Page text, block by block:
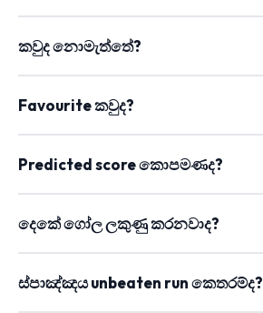
කවුද නොමැත්තේ?
Favourite කවුද?
Predicted score කොපමණද?
දෙකේ ගෝල ලකුණු කරනවාද?
ස්පාඤ්ඤය unbeaten run කෙතරම්ද?